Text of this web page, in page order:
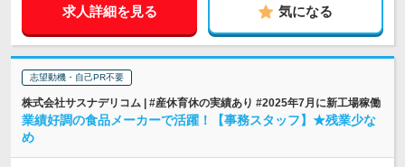
求人詳細を見る 気になる
志望動機・自己PR不要
株式会社サスナデリコム | #産休育休の実績あり #2025年7月に新工場稼働
業績好調の食品メーカーで活躍！【事務スタッフ】★残業少な
め